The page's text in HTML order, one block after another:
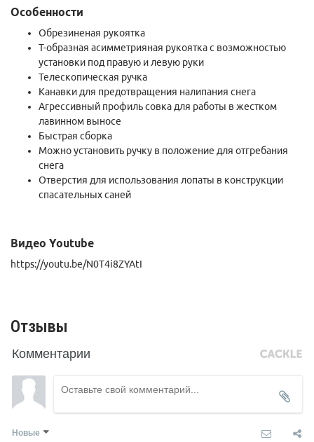
Особенности
Обрезиненая рукоятка
T-образная асимметрияная рукоятка с возможностью
установки под правую и левую руки
Телескопическая ручка
Канавки для предотвращения налипания снега
Агрессивный профиль совка для работы в жестком
лавинном выносе
Быстрая сборка
Можно установить ручку в положение для отгребания
снега
Отверстия для использования лопаты в конструкции
спасательных саней
Видео Youtube
https://youtu.be/N0T4i8ZYAtI
Отзывы
Комментарии
Новые